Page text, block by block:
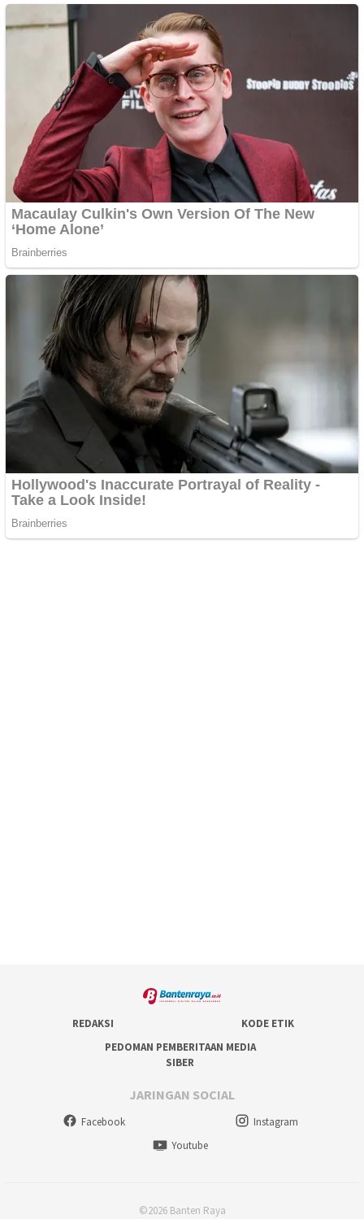
REDAKSI
KODE ETIK
PEDOMAN PEMBERITAAN MEDIA
SIBER
JARINGAN SOCIAL
Facebook
Instagram
Youtube
©2026 Banten Raya